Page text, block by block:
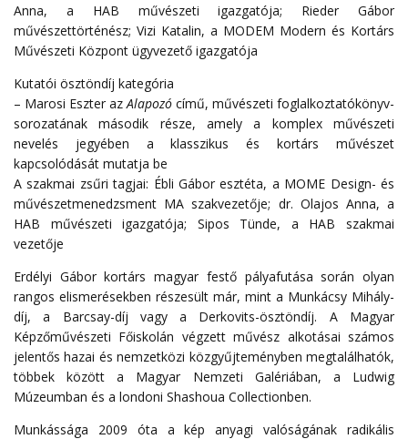
Anna, a HAB művészeti igazgatója; Rieder Gábor
művészettörténész; Vizi Katalin, a MODEM Modern és Kortárs
Művészeti Központ ügyvezető igazgatója
Kutatói ösztöndíj kategória
– Marosi Eszter azAlapozó című, művészeti foglalkoztatókönyv-
sorozatának második része, amely a komplex művészeti
nevelés jegyében a klasszikus és kortárs művészet
kapcsolódását mutatja be
A szakmai zsűri tagjai: Ébli Gábor esztéta, a MOME Design- és
művészetmenedzsment MA szakvezetője; dr. Olajos Anna, a
HAB művészeti igazgatója; Sipos Tünde, a HAB szakmai
vezetője
Erdélyi Gábor kortárs magyar festő pályafutása során olyan
rangos elismerésekben részesült már, mint a Munkácsy Mihály-
díj, a Barcsay-díj vagy a Derkovits-ösztöndíj. A Magyar
Képzőművészeti Főiskolán végzett művész alkotásai számos
jelentős hazai és nemzetközi közgyűjteményben megtalálhatók,
többek között a Magyar Nemzeti Galériában, a Ludwig
Múzeumban és a londoni Shashoua Collectionben.
Munkássága 2009 óta a kép anyagi valóságának radikális